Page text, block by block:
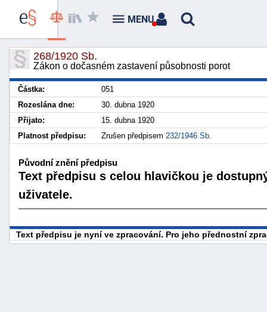
268/1920 Sb.
Zákon o dočasném zastavení působnosti porot
Částka:
051
Rozeslána dne:
30. dubna 1920
Přijato:
15. dubna 1920
Platnost předpisu:
Zrušen předpisem 232/1946 Sb.
Původní znění předpisu
Text předpisu s celou hlavičkou je
uživatele.
Text předpisu je nyní ve zpracování. Pro jeho přednostní
MENU